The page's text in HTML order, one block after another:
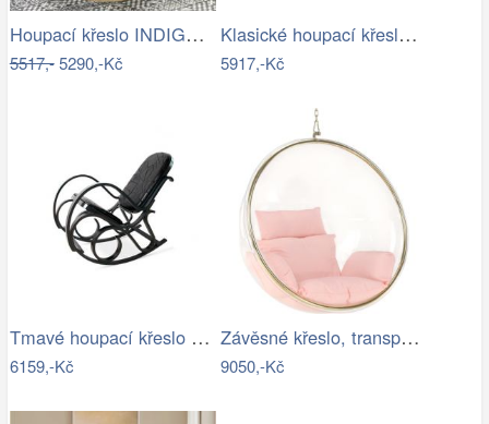
Houpací křeslo INDIGO Halmar
5517,-5290,-Kč
Klasické houpací křeslo - AT
5917,-Kč
Tmavé houpací křeslo z přírodní ovčí…
6159,-Kč
Závěsné křeslo, transparentní/zlatá…
9050,-Kč